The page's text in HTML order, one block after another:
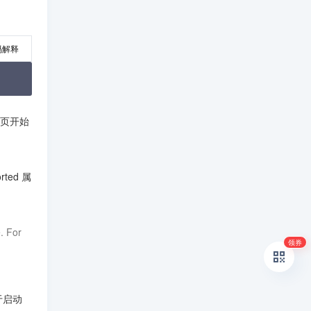
解释
开始
属
动
领券